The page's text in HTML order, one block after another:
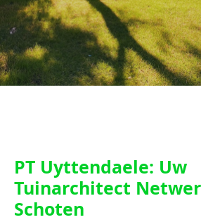
PT Uyttendaele: Uw
Tuinarchitect
Schoten